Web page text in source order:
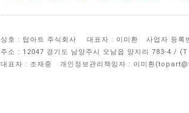
상호 : 탑아트 주식회사 대표자 : 이미환
사업자 등록
주소 : 12047 경기도 남양주시 오남읍 양지리 783-4 /
대표자 : 조재중
개인정보관리책임자 : 이미환